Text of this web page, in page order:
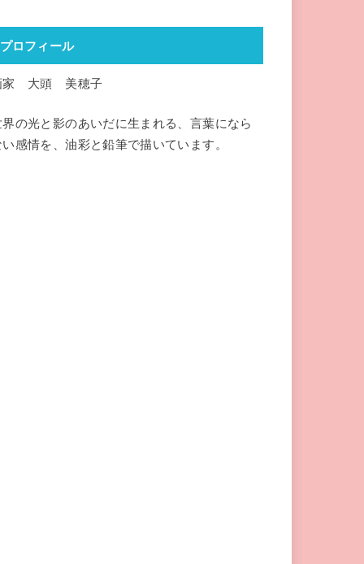
プロフィール
家 大頭 美穂子
界の光と影のあいだに生まれる、言葉になら
い感情を、油彩と鉛筆で描いています。